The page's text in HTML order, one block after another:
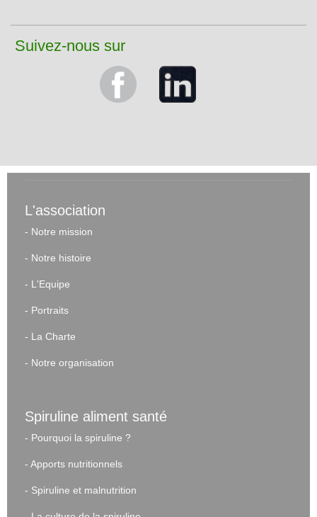
Suivez-nous sur
L'association
- Notre mission
- Notre histoire
- L'Equipe
- Portraits
- La Charte
- Notre organisation
Spiruline aliment santé
- Pourquoi la spiruline ?
- Apports nutritionnels
- Spiruline et malnutrition